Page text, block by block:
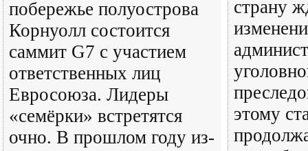
побережье полуострова
Корнуолл состоится
саммит G7 с участием
ответственных лиц
Евросоюза. Лидеры
«семёрки» встретятся
очно. В прошлом году из-
страну
этому